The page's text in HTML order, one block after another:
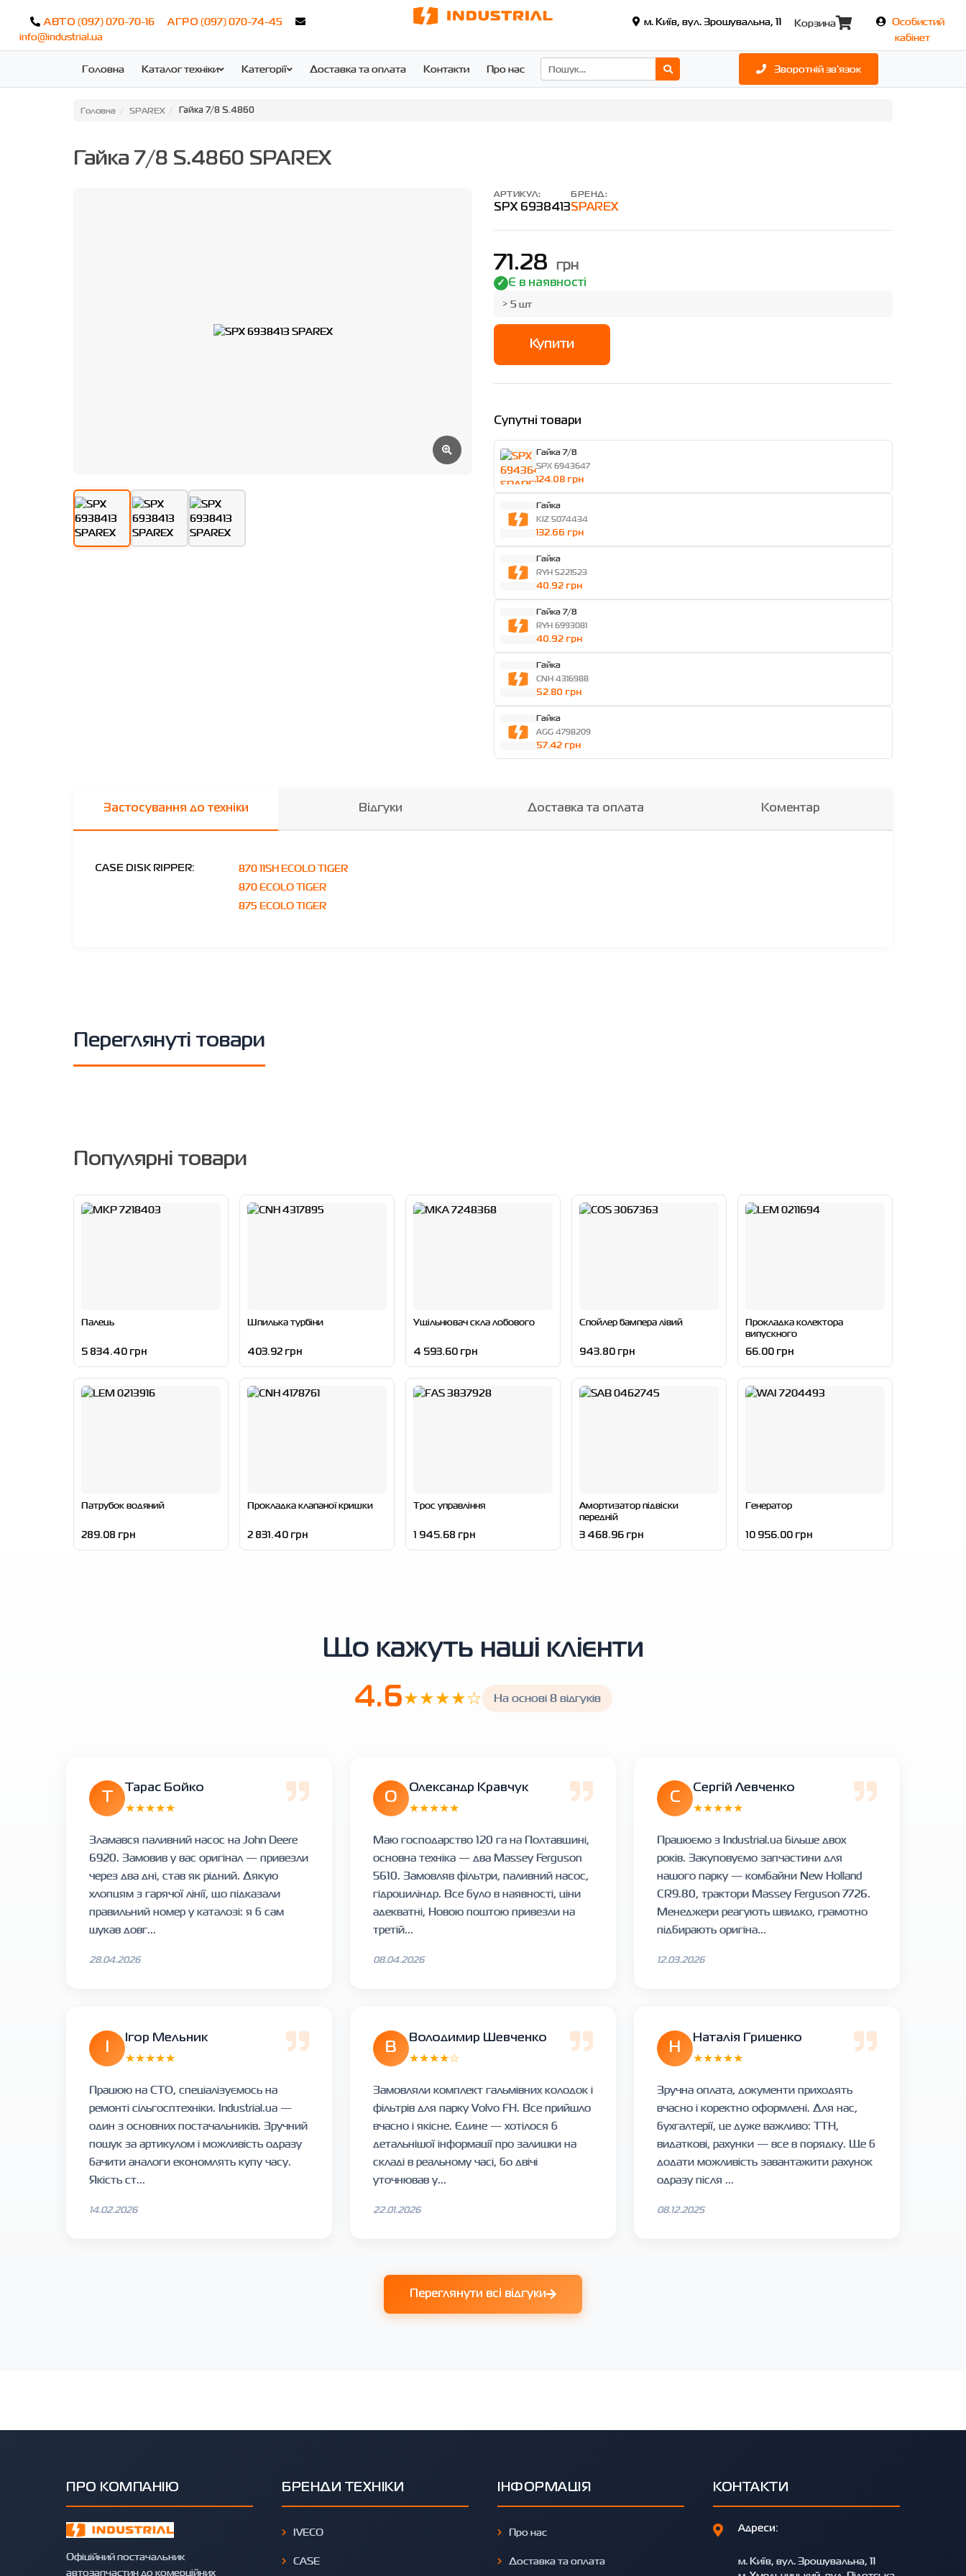
АВТО (097) 070-70-16 АГРО (097) 070-74-45
info@industrial.ua
м. Київ, вул. Зрошувальна, 11 Корзина
Особистий
кабінет
Головна Каталог техніки Категорії Доставка та оплата Контакти Про нас Зворотній зв'язок
Головна SPAREX Гайка 7/8 S.4860
Гайка 7/8 S.4860 SPAREX
АРТИКУЛ:
SPX 6938413
БРЕНД:
SPAREX
71.28 грн
Є в наявності
> 5 шт
Купити
Супутні товари
Гайка 7/8
SPX 6943647
124.08 грн
Гайка
KIZ 5074434
132.66 грн
Гайка
RYH 5221523
40.92 грн
Гайка 7/8
RYH 6993081
40.92 грн
Гайка
CNH 4316988
52.80 грн
Гайка
AGG 4798209
57.42 грн
Застосування до техніки Відгуки Доставка та оплата Коментар
CASE DISK RIPPER:
870 11SH ECOLO TIGER
870 ECOLO TIGER
875 ECOLO TIGER
Переглянуті товари
Популярні товари
Палець
5 834.40 грн
Шпилька турбіни
403.92 грн
Ущільнювач скла лобового
4 593.60 грн
Спойлер бампера лівий
943.80 грн
Прокладка колектора
випускного
66.00 грн
Патрубок водяний
289.08 грн
Прокладка клапаної кришки
2 831.40 грн
Трос управління
1 945.68 грн
Амортизатор підвіски
передній
3 468.96 грн
Генератор
10 956.00 грн
Що кажуть наші клієнти
4.6★★★★☆ На основі 8 відгуків
Тарас Бойко
★★★★★
Зламався паливний насос на John Deere
6920. Замовив у вас оригінал — привезли
через два дні, став як рідний. Дякую
хлопцям з гарячої лінії, що підказали
правильний номер у каталозі: я б сам
шукав довг...
28.04.2026
О
Олександр Кравчук
★★★★★
Маю господарство 120 га на Полтавщині,
основна техніка — два Massey Ferguson
5610. Замовляв фільтри, паливний насос,
гідроциліндр. Все було в наявності, ціни
адекватні, Новою поштою привезли на
третій...
08.04.2026
С
Сергій Левченко
★★★★★
Працюємо з Industrial.ua більше двох
років. Закуповуємо запчастини для
нашого парку — комбайни New Holland
CR9.80, трактори Massey Ferguson 7726.
Менеджери реагують швидко, грамотно
підбирають оригіна...
12.03.2026
Ігор Мельник
★★★★★
Працюю на СТО, спеціалізуємось на
ремонті сільгосптехніки. Industrial.ua —
один з основних постачальників. Зручний
пошук за артикулом і можливість одразу
бачити аналоги економлять купу часу.
Якість ст...
14.02.2026
В
Володимир Шевченко
★★★★☆
Замовляли комплект гальмівних колодок і
фільтрів для парку Volvo FH. Все прийшло
вчасно і якісне. Єдине — хотілося б
детальнішої інформації про залишки на
складі в реальному часі, бо двічі
уточнював у...
22.01.2026
Н
Наталія Гриценко
★★★★★
Зручна оплата, документи приходять
вчасно і коректно оформлені. Для нас,
бухгалтерії, це дуже важливо: ТТН,
видаткові, рахунки — все в порядку. Ще б
додати можливість завантажити рахунок
одразу після ...
08.12.2025
Переглянути всі відгуки
ПРО КОМПАНІЮ
Офіційний постачальник
автозапчастин до комерційних
БРЕНДИ ТЕХНІКИ
IVECO
CASE
ІНФОРМАЦІЯ
Про нас
Доставка та оплата
КОНТАКТИ
Адреси:
м. Київ, вул. Зрошувальна, 11